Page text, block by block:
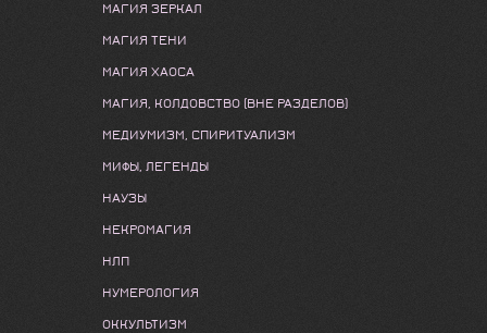
МАГИЯ ЗЕРКАЛ
МАГИЯ ТЕНИ
МАГИЯ ХАОСА
МАГИЯ, КОЛДОВСТВО (ВНЕ РАЗДЕЛОВ)
МЕДИУМИЗМ, СПИРИТУАЛИЗМ
МИФЫ, ЛЕГЕНДЫ
НАУЗЫ
НЕКРОМАГИЯ
НЛП
НУМЕРОЛОГИЯ
ОККУЛЬТИЗМ